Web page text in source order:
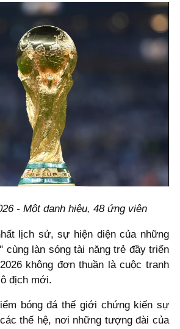
- Một danh hiệu, 48 ứng viên
lịch sử, sự hiện diện của những
cùng làn sóng tài năng trẻ đầy triển
không đơn thuần là cuộc tranh
địch mới.
bóng đá thế giới chứng kiến sự
thế hệ, nơi những tượng đài của